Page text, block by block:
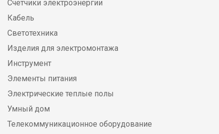
Счетчики электроэнергии
Кабель
Светотехника
Изделия для электромонтажа
Инструмент
Элементы питания
Электрические теплые полы
Умный дом
Телекоммуникационное оборудование